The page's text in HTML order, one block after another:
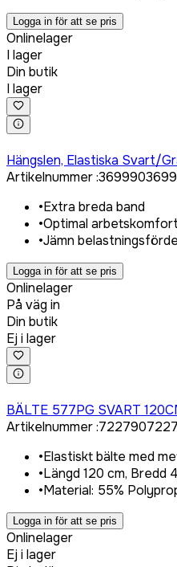
Logga in för att se pris
Onlinelager
I lager
Din butik
I lager
Hängslen, Elastiska Svart/
Artikelnummer:369990
•Extra breda band
•Optimal arbetskomfort
•Jämn
Logga in för att se pris
Onlinelager
På väg in
Din butik
Ej i lager
BÄLTE 577PG SVART
Artikelnummer:722790
•Elastiskt bälte med
•Längd 120 cm, Bredd
•Material: 55%
Logga in för att se pris
Onlinelager
Ej i lager